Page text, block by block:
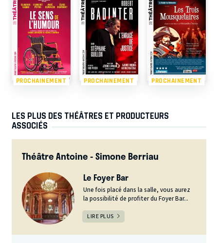
PROCHAINEMENT PROCHAINEMENT PROCHAINEMENT
LES PLUS DES THÉÂTRES ET PRODUCTEURS
ASSOCIÉS
Théâtre Antoine - Simone Berriau
Le Foyer Bar
Une fois placé dans la salle, vous aurez
la possibilité de profiter du Foyer Bar...
LIRE PLUS